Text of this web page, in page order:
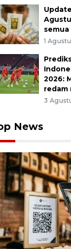
1
2026:
redam
3
News